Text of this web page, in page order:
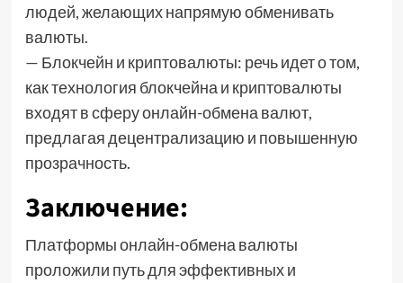
людей, желающих напрямую обменивать
валюты.
— Блокчейн и криптовалюты: речь идет о том,
как технология блокчейна и криптовалюты
входят в сферу онлайн-обмена валют,
предлагая децентрализацию и повышенную
прозрачность.
Заключение:
Платформы онлайн-обмена валюты
проложили путь для эффективных и